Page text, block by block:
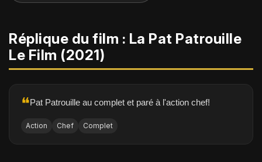
Réplique du film : La Pat Patrouille
Le Film (2021)
❝Pat Patrouille au complet et paré à l'action chef!
Action Chef Complet